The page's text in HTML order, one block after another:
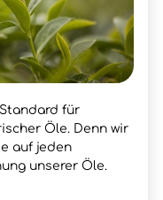
für
Öle. Denn wir
auf jeden
unserer Öle.